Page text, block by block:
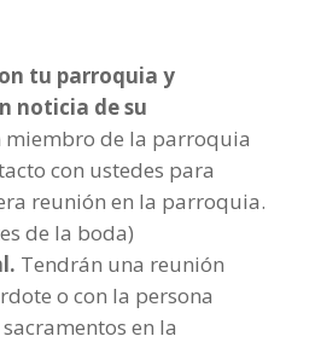
tu parroquia y
noticia de su
miembro de la parroquia
con ustedes para
reunión en la parroquia.
de la boda)
Tendrán una reunión
o con la persona
en la